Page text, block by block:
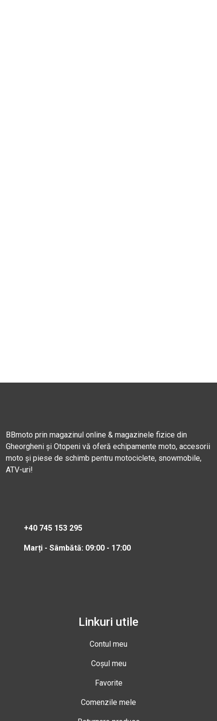
BBmoto prin magazinul online & magazinele fizice din
Gheorgheni și Otopeni vă oferă echipamente moto, accesorii
moto și piese de schimb pentru motociclete, snowmobile,
ATV-uri!
+40 745 153 295
Marți - Sâmbătă: 09:00 - 17:00
Linkuri utile
Contul meu
Coșul meu
Favorite
Comenzile mele